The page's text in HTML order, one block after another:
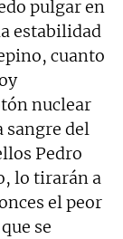
pulgar en
estabilidad
cuanto
nuclear
sangre del
Pedro
lo tirarán a
el peor
se